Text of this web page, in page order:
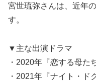
宮世琉弥さんは、近年
す。
▼主な出演ドラマ
・2020年『恋する母た
・2021年『ナイト・ド